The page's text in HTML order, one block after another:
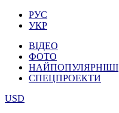
РУС
УКР
ВІДЕО
ФОТО
НАЙПОПУЛЯРНІШІ
СПЕЦПРОЕКТИ
USD